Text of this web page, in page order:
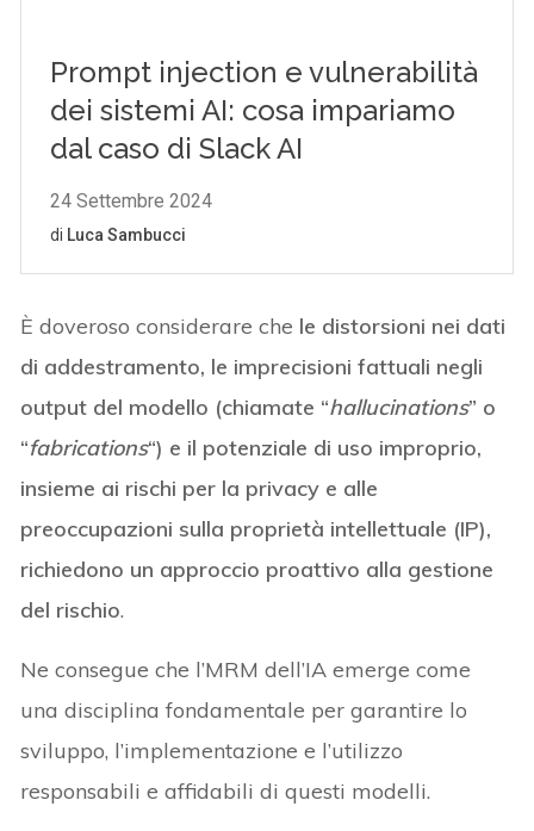
È doveroso considerare che le distorsioni nei dati
di addestramento, le imprecisioni fattuali negli
output del modello (chiamate “hallucinations” o
“fabrications“) e il potenziale di uso improprio,
insieme ai rischi per la privacy e alle
preoccupazioni sulla proprietà intellettuale (IP),
richiedono un approccio proattivo alla gestione
del rischio.
Ne consegue che l’MRM dell’IA emerge come
una disciplina fondamentale per garantire lo
sviluppo, l’implementazione e l’utilizzo
responsabili e affidabili di questi modelli.